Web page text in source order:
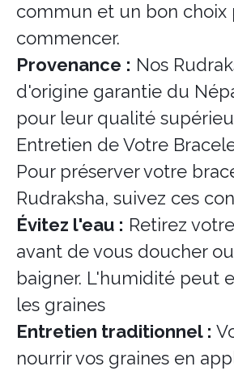
commun et un bon choix
commencer.
Provenance : Nos
d'origine garantie du
pour leur qualité
Entretien de Votre
Pour préserver votre
Rudraksha, suivez ces
Évitez l'eau : Retirez
avant de vous doucher
baigner. L'humidité peut
les graines
Entretien traditionnel :
nourrir vos graines en